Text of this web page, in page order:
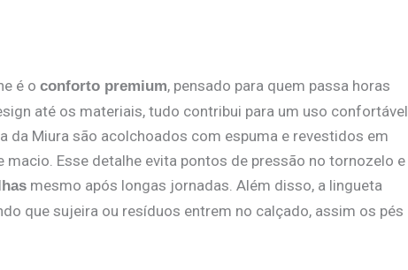
é o conforto premium, pensado para quem passa horas
até os materiais, tudo contribui para um uso confortável
da Miura são acolchoados com espuma e revestidos em
Esse detalhe evita pontos de pressão no tornozelo e
mesmo após longas jornadas. Além disso, a lingueta
que sujeira ou resíduos entrem no calçado, assim os pés